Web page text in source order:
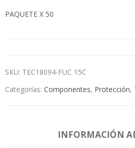
PAQUETE X 50
SKU: TEC18094-FUC 15C
Categorías: Componentes, Protección,
INFORMACIÓN